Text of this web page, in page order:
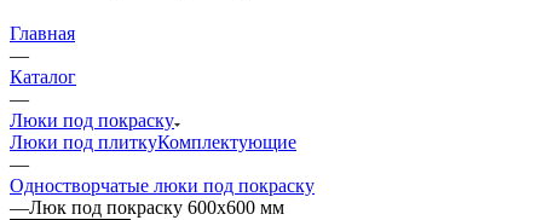
Главная
—
Каталог
—
Люки под покраску
Люки под плиткуКомплектующие
—
Одностворчатые люки под покраску
—Люк под покраску 600х600 мм